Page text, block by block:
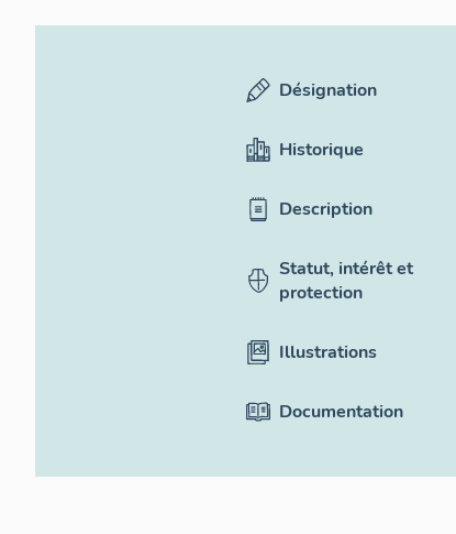
Désignation
Historique
Description
Statut, intérêt et
protection
Illustrations
Documentation